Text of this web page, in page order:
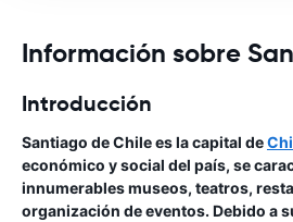
Información sobre
Introducción
Santiago de Chile es la capital de
económico y social del país, se
innumerables museos, teatros,
organización de eventos. Debido a